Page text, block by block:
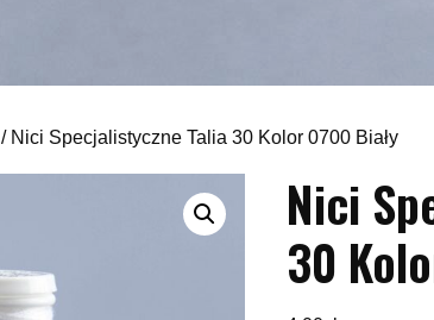
/ Nici Specjalistyczne Talia 30 Kolor 0700 Biały
Nici
30